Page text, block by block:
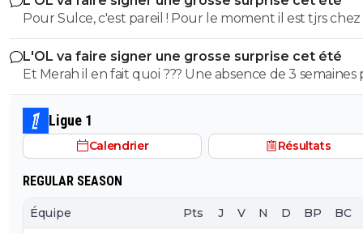
Pour Sulce, c'est pareil ! Pour le moment il est tjrs chez
Et si vraiment il s'en passe parce qu'il est en partance
veut pas prendre le risque de le blesser pour gagner
mais que de l'autre côté tu en perds 50
es éliminé.....
L'OL va faire signer une grosse surprise cet été
Et Merah il en fait quoi ??? Une absence de 3 semaines
une entorse... ça va Il est pas en sucre non plus le petit A un
moment donné va falloir lui donner du temps de jeu
harceler il aurait été utile demain !
Ligue 1
Calendrier Résultats
REGULAR SEASON
Équipe Pts J V N D BP BC